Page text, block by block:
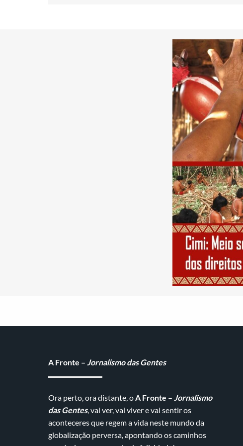
A Fronte –Jornalismo das Gentes
Ora perto, ora distante, oA Fronte –Jornalismo
das Gentes, vai ver, vai viver e vai sentir os
aconteceres que regem a vida neste mundo da
globalização perversa, apontando os caminhos